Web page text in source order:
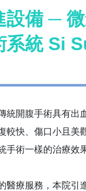
設備 ─
系統 Si
統開腹手術具有出
較快、傷口小且美
手術一樣的治療效果
醫療服務，本院引